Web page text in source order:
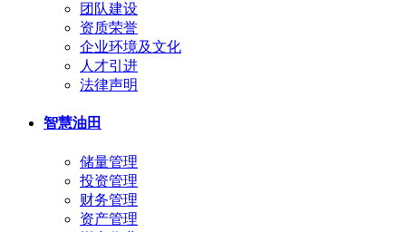
团队建设
资质荣誉
企业环境及文化
人才引进
法律声明
智慧油田
储量管理
投资管理
财务管理
资产管理